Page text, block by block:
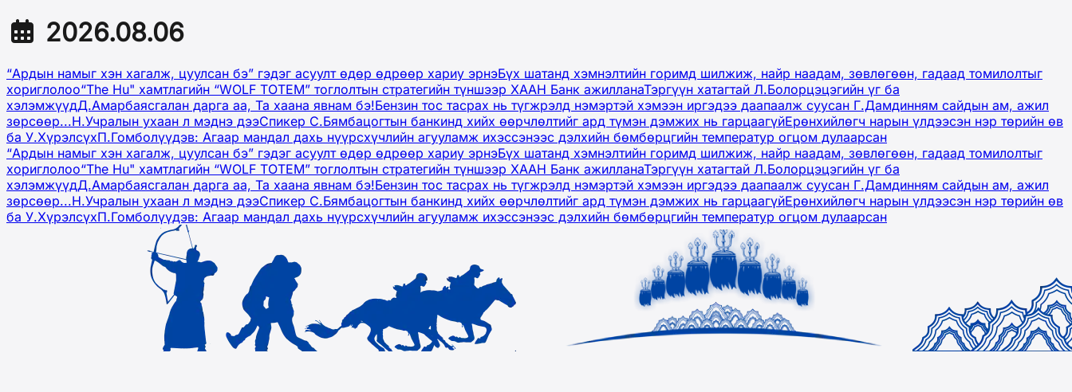
2026.08.06
“Ардын намыг хэн хагалж, цуулсан бэ” гэдэг асуулт өдөр өдрөөр хариу эрнэБүх шатанд хэмнэлтийн горимд шилжиж, найр наадам, зөвлөгөөн, гадаад томилолтыг
хориглолоо“The Hu" хамтлагийн “WOLF TOTEM” тоглолтын стратегийн түншээр ХААН Банк ажилланаТэргүүн хатагтай Л.Болорцэцэгийн үг ба
хэлэмжүүдД.Амарбаясгалан дарга аа, Та хаана явнам бэ!Бензин тос тасрах нь түгжрэлд нэмэртэй хэмээн иргэдээ даапаалж суусан Г.Дамдинням сайдын ам, ажил
зөрсөөр...Н.Учралын ухаан л мэднэ дээСпикер С.Бямбацогтын банкинд хийх өөрчлөлтийг ард түмэн дэмжих нь гарцаагүйЕрөнхийлөгч нарын үлдээсэн нэр төрийн өв
ба У.ХүрэлсүхП.Гомболүүдэв: Агаар мандал дахь нүүрсхүчлийн агууламж ихэссэнээс дэлхийн бөмбөрцгийн температур огцом дулаарсан
“Ардын намыг хэн хагалж, цуулсан бэ” гэдэг асуулт өдөр өдрөөр хариу эрнэБүх шатанд хэмнэлтийн горимд шилжиж, найр наадам, зөвлөгөөн, гадаад томилолтыг
хориглолоо“The Hu" хамтлагийн “WOLF TOTEM” тоглолтын стратегийн түншээр ХААН Банк ажилланаТэргүүн хатагтай Л.Болорцэцэгийн үг ба
хэлэмжүүдД.Амарбаясгалан дарга аа, Та хаана явнам бэ!Бензин тос тасрах нь түгжрэлд нэмэртэй хэмээн иргэдээ даапаалж суусан Г.Дамдинням сайдын ам, ажил
зөрсөөр...Н.Учралын ухаан л мэднэ дээСпикер С.Бямбацогтын банкинд хийх өөрчлөлтийг ард түмэн дэмжих нь гарцаагүйЕрөнхийлөгч нарын үлдээсэн нэр төрийн өв
ба У.ХүрэлсүхП.Гомболүүдэв: Агаар мандал дахь нүүрсхүчлийн агууламж ихэссэнээс дэлхийн бөмбөрцгийн температур огцом дулаарсан